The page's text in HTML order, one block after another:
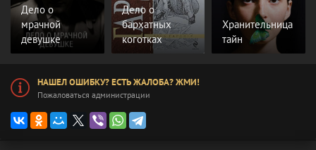
Дело о
мрачной
девушке
Дело о
бархатных
коготках
Хранительница
тайн
НАШЕЛ ОШИБКУ? ЕСТЬ ЖАЛОБА? ЖМИ!
Пожаловаться администрации